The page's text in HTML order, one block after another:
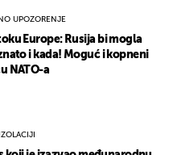
UPOZORENJE
Europe: Rusija bi mogla
i kada! Moguć i kopneni
NATO-a